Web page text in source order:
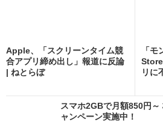
Apple、「スクリーンタイム競
合アプリ締め出し」報道に反論
| ねとらぼ
「
リに
スマホ2GBで月額850円
ャンペーン実施中！